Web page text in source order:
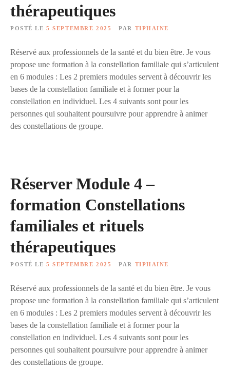
thérapeutiques
POSTÉ LE 5 SEPTEMBRE 2025 PAR TIPHAINE
Réservé aux professionnels de la santé et du bien être. Je vous
propose une formation à la constellation familiale qui s’articulent
en 6 modules : Les 2 premiers modules servent à découvrir les
bases de la constellation familiale et à former pour la
constellation en individuel. Les 4 suivants sont pour les
personnes qui souhaitent poursuivre pour apprendre à animer
des constellations de groupe.
Réserver Module 4 –
formation Constellations
familiales et rituels
thérapeutiques
POSTÉ LE 5 SEPTEMBRE 2025 PAR TIPHAINE
Réservé aux professionnels de la santé et du bien être. Je vous
propose une formation à la constellation familiale qui s’articulent
en 6 modules : Les 2 premiers modules servent à découvrir les
bases de la constellation familiale et à former pour la
constellation en individuel. Les 4 suivants sont pour les
personnes qui souhaitent poursuivre pour apprendre à animer
des constellations de groupe.